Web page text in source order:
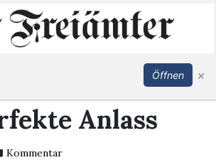
Abonnieren Anmelden
Anlass
Kommentar
Öffnen ×